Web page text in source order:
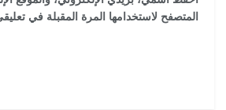
المتصفح لاستخدامها المرة المقبلة في